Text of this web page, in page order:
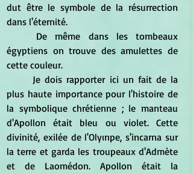
dut être le symbole de la résurrection
dans l'éternité.
égyptiens on trouve des amulettes de
cette couleur.
plus haute importance pour l'histoire de
la symbolique chrétienne ; le manteau
d'Apollon était bleu ou violet. Cette
divinité, exilée de l'Olyınpe, s'incarna sur
la terre et garda les troupeaux d'Admète
et de Laomédon. Apollon était la